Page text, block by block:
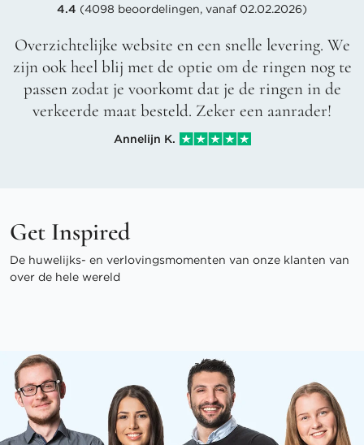
4.4 (4098 beoordelingen, vanaf 02.02.2026)
Overzichtelijke website en een snelle levering. We
zijn ook heel blij met de optie om de ringen nog te
passen zodat je voorkomt dat je de ringen in de
verkeerde maat besteld. Zeker een aanrader!
Annelijn K.
Get Inspired
De huwelijks- en verlovingsmomenten van onze klanten van
over de hele wereld